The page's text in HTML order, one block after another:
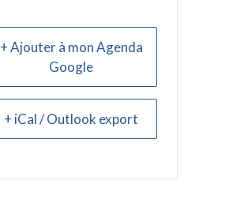
+ Ajouter à mon Agenda
Google
+ iCal / Outlook export